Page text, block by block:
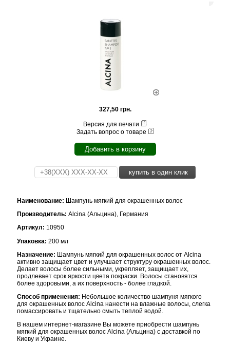
327,50 грн.
Версия для печати
Задать вопрос о товаре
Добавить в корзину
купить в один клик
Наименование: Шампунь мягкий для окрашенных волос
Производитель: Alcina (Альцина), Германия
Артикул: 10950
Упаковка: 200 мл
Назначение: Шампунь мягкий для окрашенных волос от Alcina
активно защищает цвет и улучшает структуру окрашенных волос.
Делает волосы более сильными, укрепляет, защищает их,
продлевает срок яркости цвета покраски. Волосы становятся
более здоровыми, а их поверхность - более гладкой.
Способ применения: Небольшое количество шампуня мягкого
для окрашенных волос Alcina нанести на влажные волосы, слегка
помассировать и тщательно смыть теплой водой.
В нашем интернет-магазине Вы можете приобрести шампунь
мягкий для окрашенных волос Alcina (Альцина) с доставкой по
Киеву и Украине.